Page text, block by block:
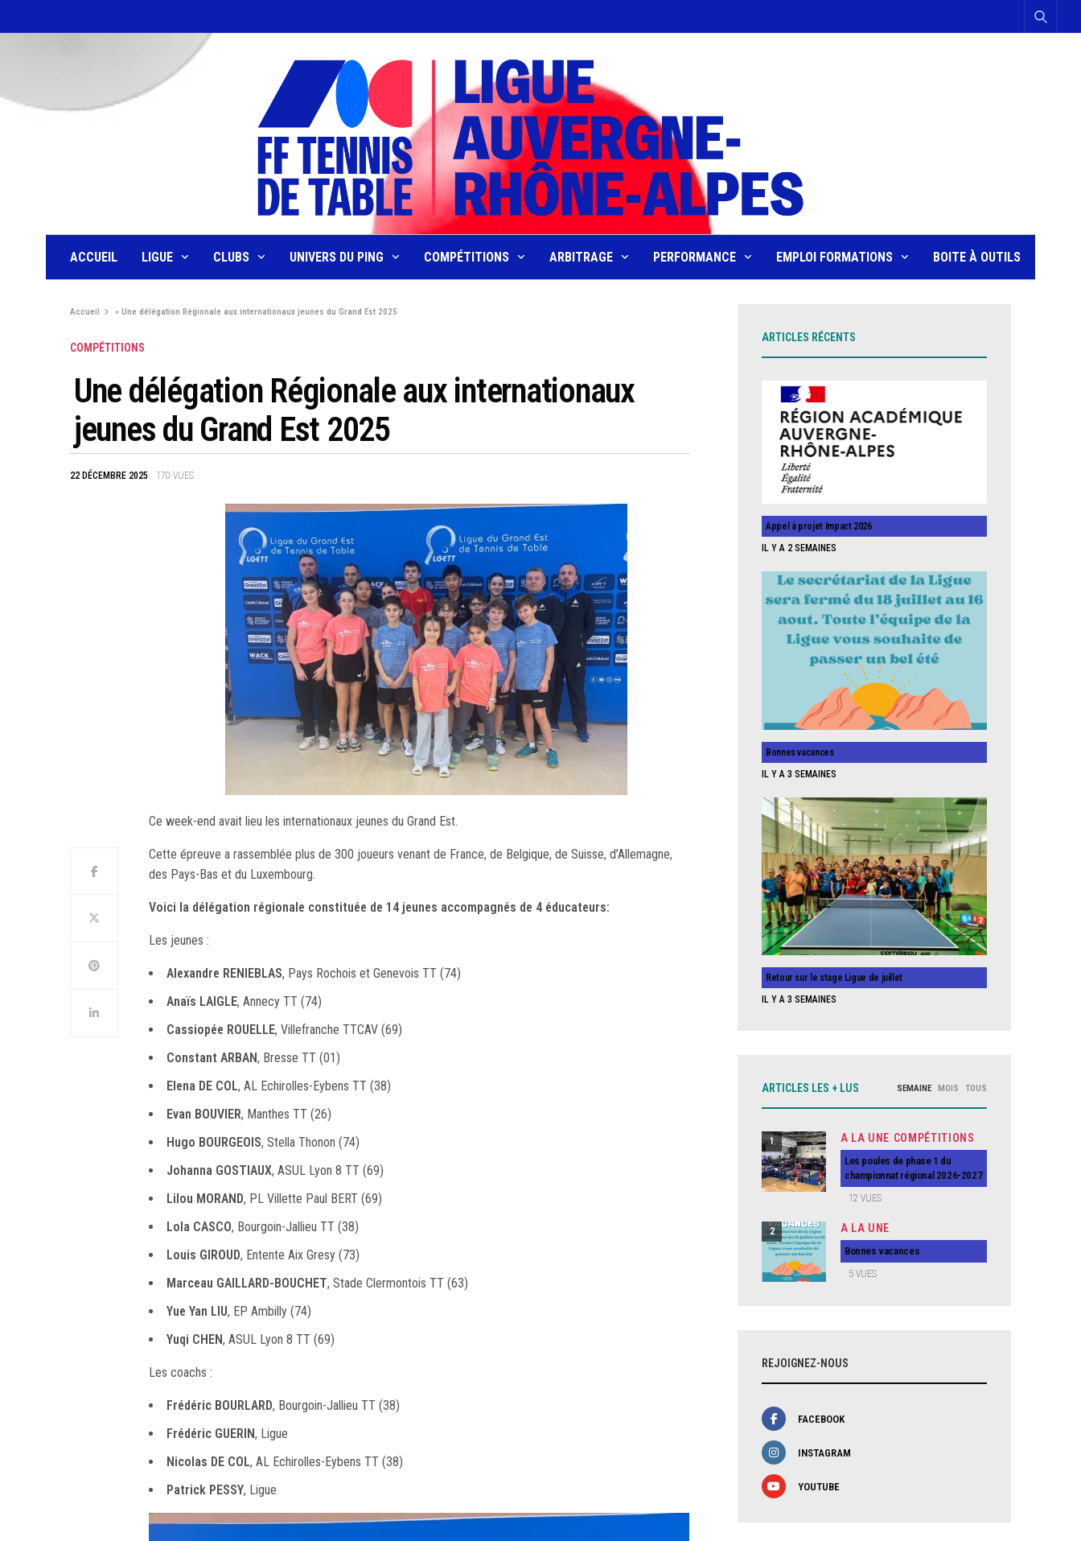
ACCUEIL LIGUE CLUBS UNIVERS DU PING COMPÉTITIONS ARBITRAGE PERFORMANCE EMPLOI FORMATIONS BOITE À OUTILS
Accueil »Une délégation Régionale aux internationaux jeunes du Grand Est 2025
COMPÉTITIONS
Une délégation Régionale aux internationaux
jeunes du Grand Est 2025
22 DÉCEMBRE 2025 170 VUES
Ce week-end avait lieu les internationaux jeunes du Grand Est.
Cette épreuve a rassemblée plus de 300 joueurs venant de France, de Belgique, de Suisse, d’Allemagne,
des Pays-Bas et du Luxembourg.
Voici la délégation régionale constituée de 14 jeunes accompagnés de 4 éducateurs:
Les jeunes :
Alexandre RENIEBLAS, Pays Rochois et Genevois TT (74)
Anaïs LAIGLE, Annecy TT (74)
Cassiopée ROUELLE, Villefranche TTCAV (69)
Constant ARBAN, Bresse TT (01)
Elena DE COL, AL Echirolles-Eybens TT (38)
Evan BOUVIER, Manthes TT (26)
Hugo BOURGEOIS, Stella Thonon (74)
Johanna GOSTIAUX, ASUL Lyon 8 TT (69)
Lilou MORAND, PL Villette Paul BERT (69)
Lola CASCO, Bourgoin-Jallieu TT (38)
Louis GIROUD, Entente Aix Gresy (73)
Marceau GAILLARD-BOUCHET, Stade Clermontois TT (63)
Yue Yan LIU, EP Ambilly (74)
Yuqi CHEN, ASUL Lyon 8 TT (69)
Les coachs :
Frédéric BOURLARD, Bourgoin-Jallieu TT (38)
Frédéric GUERIN, Ligue
Nicolas DE COL, AL Echirolles-Eybens TT (38)
Patrick PESSY, Ligue
ARTICLES RÉCENTS
Appel à projet Impact 2026
IL Y A 2 SEMAINES
Bonnes vacances
IL Y A 3 SEMAINES
Retour sur le stage Ligue de juillet
IL Y A 3 SEMAINES
ARTICLES LES + LUS SEMAINE MOIS TOUS
1 A LA UNE COMPÉTITIONS
Les poules de phase 1 du
championnat régional 2026-2027
12 VUES
2 A LA UNE
Bonnes vacances
5 VUES
REJOIGNEZ-NOUS
FACEBOOK
INSTAGRAM
YOUTUBE